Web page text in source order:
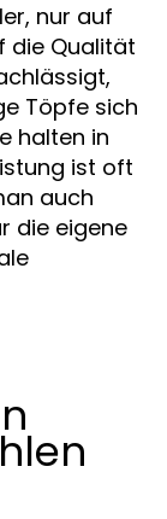
nur auf
die Qualität
Töpfe sich
halten in
ist oft
auch
die eigene